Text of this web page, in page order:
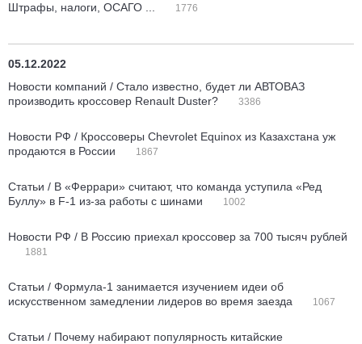
Штрафы, налоги, ОСАГО ...
1776
05.12.2022
Новости компаний / Стало известно, будет ли АВТОВАЗ
производить кроссовер Renault Duster?
3386
Новости РФ / Кроссоверы Chevrolet Equinox из Казахстана уж
продаются в России
1867
Статьи / В «Феррари» считают, что команда уступила «Ред
Буллу» в F-1 из-за работы с шинами
1002
Новости РФ / В Россию приехал кроссовер за 700 тысяч рублей
1881
Статьи / Формула-1 занимается изучением идеи об
искусственном замедлении лидеров во время заезда
1067
Статьи / Почему набирают популярность китайские